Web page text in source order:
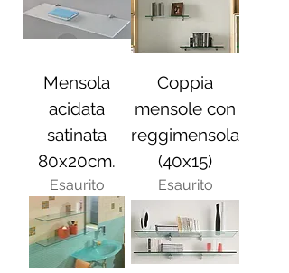
Mensola
acidata
satinata
80x20cm.
Esaurito
Coppia
mensole con
reggimensola
(40x15)
Esaurito